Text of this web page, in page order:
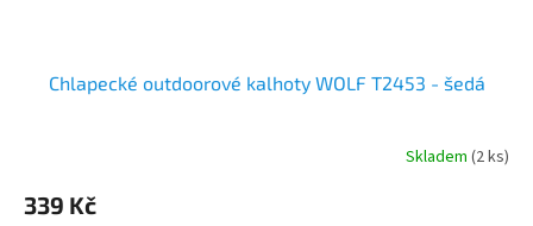
Chlapecké outdoorové kalhoty WOLF T2453 - šedá
Skladem (2 ks)
339 Kč